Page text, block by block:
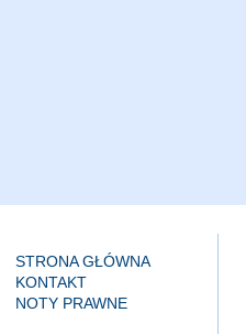
STRONA GŁÓWNA
KONTAKT
NOTY PRAWNE